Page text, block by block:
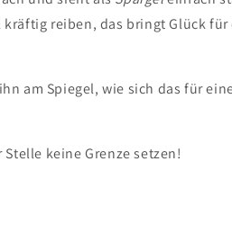
reiben, das bringt Glück für
am Spiegel, wie sich das für
keine Grenze setzen!